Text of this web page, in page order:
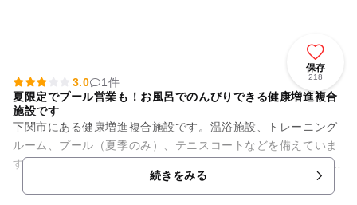
保存
218
3.0
1件
夏限定でプール営業も！お風呂でのんびりできる健康増進複合
施設です
下関市にある健康増進複合施設です。温浴施設、トレーニング
ルーム、プール（夏季のみ）、テニスコートなどを備えていま
す。 内湯、露天風呂、サウナもある本格的な日帰り入浴施設で
す。温浴施設でのんびり...続きをみる